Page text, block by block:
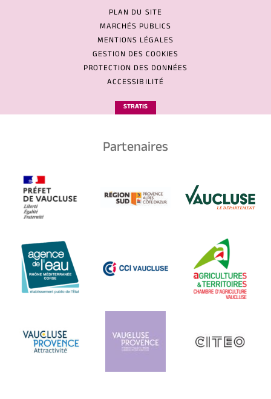
PLAN DU SITE
MARCHÉS PUBLICS
MENTIONS LÉGALES
GESTION DES COOKIES
PROTECTION DES DONNÉES
ACCESSIBILITÉ
STRATIS
Partenaires